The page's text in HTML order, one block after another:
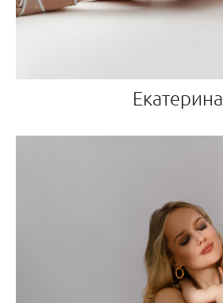
Екатерина